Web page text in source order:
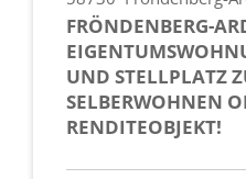
FRÖNDENBERG-
UND STELLPLATZ
SELBERWOHNEN
RENDITEOBJEKT!